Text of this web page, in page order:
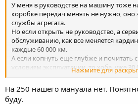
У меня в руководстве на машину тоже
коробке передач менять не нужно, оно
службы агрегата.
Но если открыть не руководство, а
обслуживанию, как все меняется
каждые 60 000 км.
А если копнуть еще глубже и почитать
условиям эксплуатации, то хоба, уже 30
Кстати, на оил клубе в свое время
брали пробы масла с юбрика по капле
Нажмите для
На 250 нашего мануала нет.
буду.